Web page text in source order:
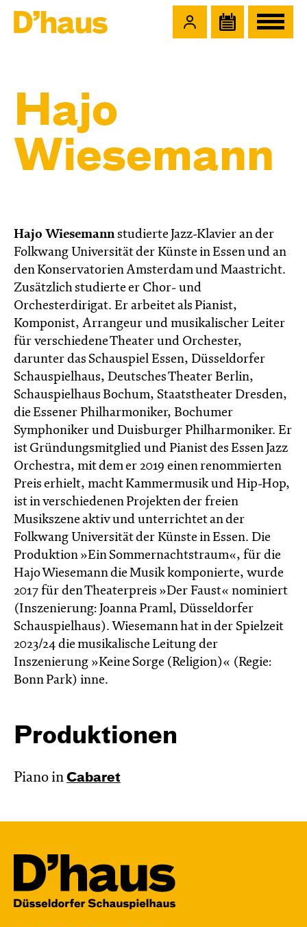
Hajo
Wiesemann
Hajo Wiesemann studierte Jazz-Klavier an der
Folkwang Universität der Künste in Essen und an
den Konservatorien Amsterdam und Maastricht.
Zusätzlich studierte er Chor- und
Orchesterdirigat. Er arbeitet als Pianist,
Komponist, Arrangeur und musikalischer Leiter
für verschiedene Theater und Orchester,
darunter das Schauspiel Essen, Düsseldorfer
Schauspielhaus, Deutsches Theater Berlin,
Schauspielhaus Bochum, Staatstheater Dresden,
die Essener Philharmoniker, Bochumer
Symphoniker und Duisburger Philharmoniker. Er
ist Gründungsmitglied und Pianist des Essen Jazz
Orchestra, mit dem er 2019 einen renommierten
Preis erhielt, macht Kammermusik und Hip-Hop,
ist in verschiedenen Projekten der freien
Musikszene aktiv und unterrichtet an der
Folkwang Universität der Künste in Essen. Die
Produktion »Ein Sommernachtstraum«, für die
Hajo Wiesemann die Musik komponierte, wurde
2017 für den Theaterpreis »Der Faust« nominiert
(Inszenierung: Joanna Praml, Düsseldorfer
Schauspielhaus). Wiesemann hat in der Spielzeit
2023/24 die musikalische Leitung der
Inszenierung »Keine Sorge (Religion)« (Regie:
Bonn Park) inne.
Produktionen
Piano in Cabaret